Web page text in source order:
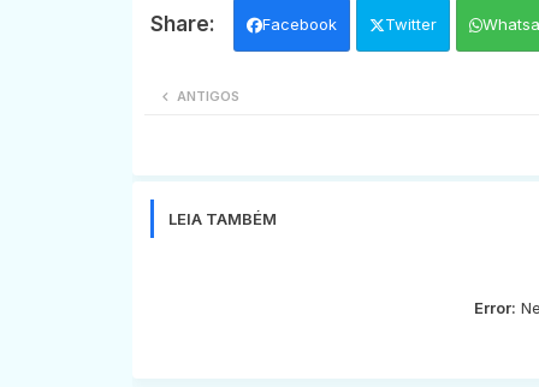
Facebook Twitter
ANTIGOS
LEIA TAMBÉM
Error: